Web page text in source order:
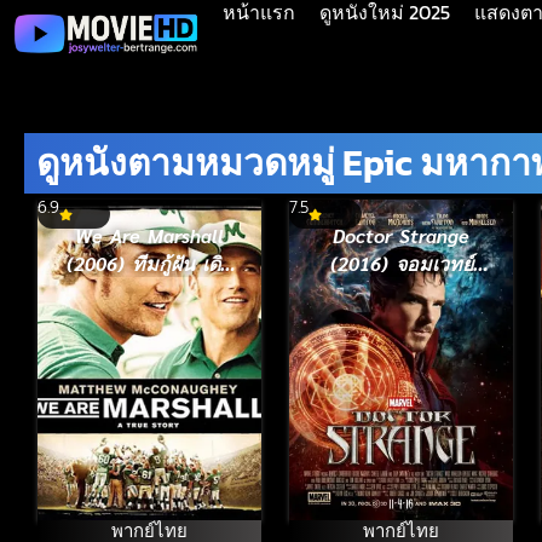
หน้าแรก ดูหนังใหม่ 2025 แสดงต
ดูหนังตามหมวดหมู่ Epic มหาก
6.9
We Are Marshall
(2006) ทีมกู้ฝัน เดิม
พันเกียรติยศ
พากย์ไทย
7.5
Doctor Strange
(2016) จอมเวทย์
มหากาฬ
พากย์ไทย